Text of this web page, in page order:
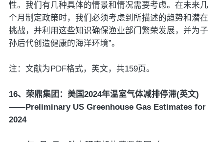
性。我们有几种具体的情景和情况需要考虑。在未来几
个月制定政策时，我们必须考虑到所描述的趋势和潜在
挑战，并利用这些知识确保渔业部门繁荣发展，并为子
孙后代创造健康的海洋环境”。
注：文献为PDF格式，英文，共159页。
16、荣鼎集团：美国2024年温室气体减排停滞(英文)
——Preliminary US Greenhouse Gas Estimates for
2024